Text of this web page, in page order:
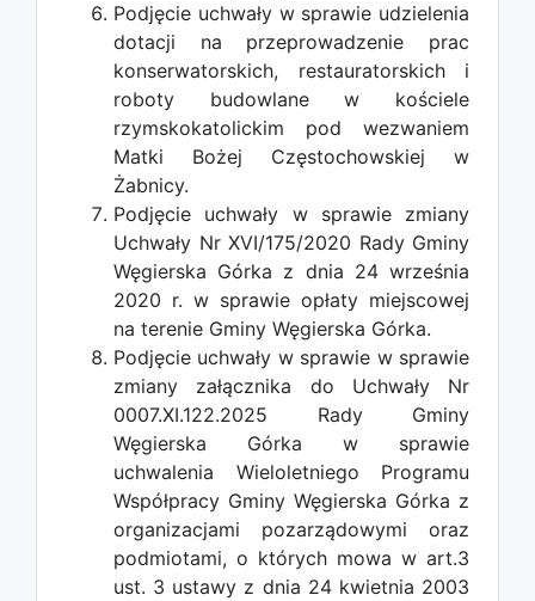
Podjęcie uchwały w sprawie udzielenia
dotacji na przeprowadzenie prac
konserwatorskich, restauratorskich i
roboty budowlane w kościele
rzymskokatolickim pod wezwaniem
Matki Bożej Częstochowskiej w
Żabnicy.
Podjęcie uchwały w sprawie zmiany
Uchwały Nr XVI/175/2020 Rady Gminy
Węgierska Górka z dnia 24 września
2020 r. w sprawie opłaty miejscowej
na terenie Gminy Węgierska Górka.
Podjęcie uchwały w sprawie w sprawie
zmiany załącznika do Uchwały Nr
0007.XI.122.2025 Rady Gminy
Węgierska Górka w sprawie
uchwalenia Wieloletniego Programu
Współpracy Gminy Węgierska Górka z
organizacjami pozarządowymi oraz
podmiotami, o których mowa w art.3
ust. 3 ustawy z dnia 24 kwietnia 2003